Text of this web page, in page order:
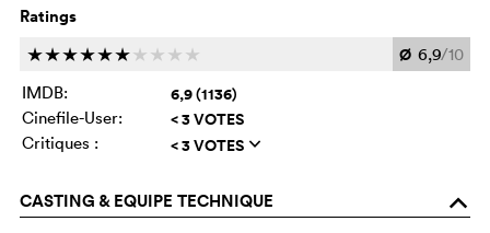
Ratings
cccccc c c c c Ø 6,9/10
IMDB:
6,9 (1136)
Cinefile-User: < 3 VOTES
Critiques : < 3 VOTES q
CASTING & EQUIPE TECHNIQUE o